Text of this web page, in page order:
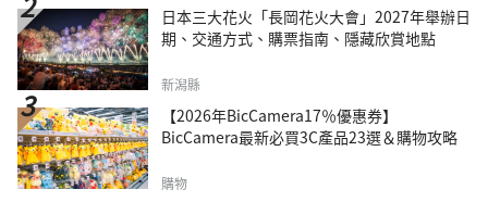
日本三大花火「長岡花火大會」2027年舉辦日
期、交通方式、購票指南、隱藏欣賞地點
新潟縣
【2026年BicCamera17％優惠券】
BicCamera最新必買3C產品23選＆購物攻略
購物